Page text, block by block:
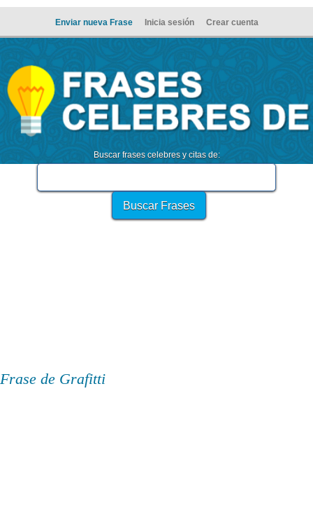
Enviar nueva Frase Inicia sesión Crear cuenta
Buscar frases celebres y citas de:
Frase de Grafitti